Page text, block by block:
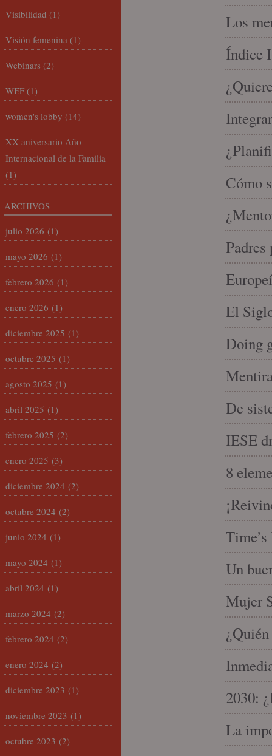
Los
Índice
Cómo
Padres
El
Doing
De
IESE
8
Un
Mujer
2030:
La
Visibilidad (1)
Visión femenina (1)
Webinars (2)
WEF (1)
women's lobby (14)
XX aniversario Año
Internacional de la Familia
(1)
ARCHIVOS
julio 2026 (1)
mayo 2026 (1)
febrero 2026 (1)
enero 2026 (1)
diciembre 2025 (1)
octubre 2025 (1)
agosto 2025 (1)
abril 2025 (1)
febrero 2025 (2)
enero 2025 (3)
diciembre 2024 (2)
octubre 2024 (2)
junio 2024 (1)
mayo 2024 (1)
abril 2024 (1)
marzo 2024 (2)
febrero 2024 (2)
enero 2024 (2)
diciembre 2023 (1)
noviembre 2023 (1)
octubre 2023 (2)